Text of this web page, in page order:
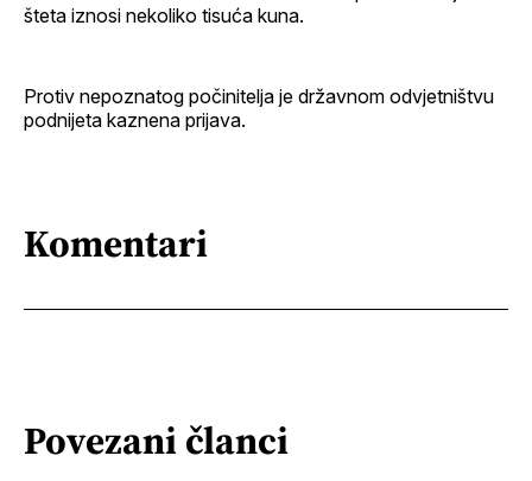
šteta iznosi nekoliko tisuća kuna.
Protiv nepoznatog počinitelja je državnom odvjetništvu
podnijeta kaznena prijava.
Komentari
Povezani članci